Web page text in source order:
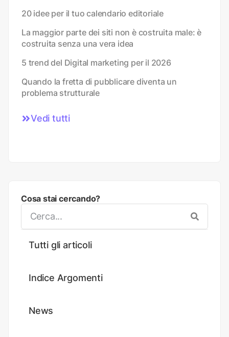
20 idee per il tuo calendario editoriale
La maggior parte dei siti non è costruita male: è
costruita senza una vera idea
5 trend del Digital marketing per il 2026
Quando la fretta di pubblicare diventa un
problema strutturale
Vedi tutti
Cosa stai cercando?
Tutti gli articoli
Indice Argomenti
News